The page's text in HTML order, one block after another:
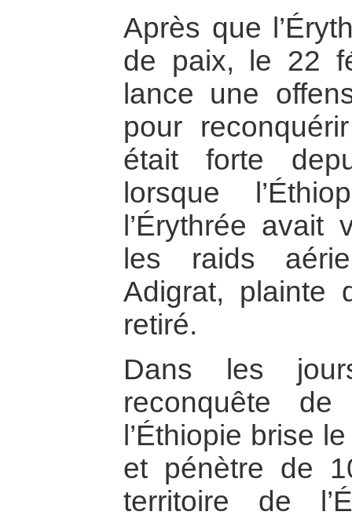
Après que
de paix, le 22
lance une
pour
était forte
lorsque
l’Érythrée
les raids
Adigrat, plainte
retiré.
Dans les
reconquête
l’Éthiopie brise
et pénètre de
territoire de